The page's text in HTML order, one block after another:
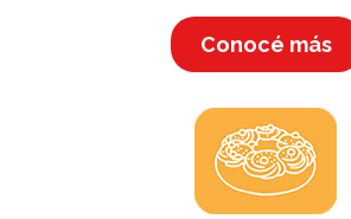
Conocé más